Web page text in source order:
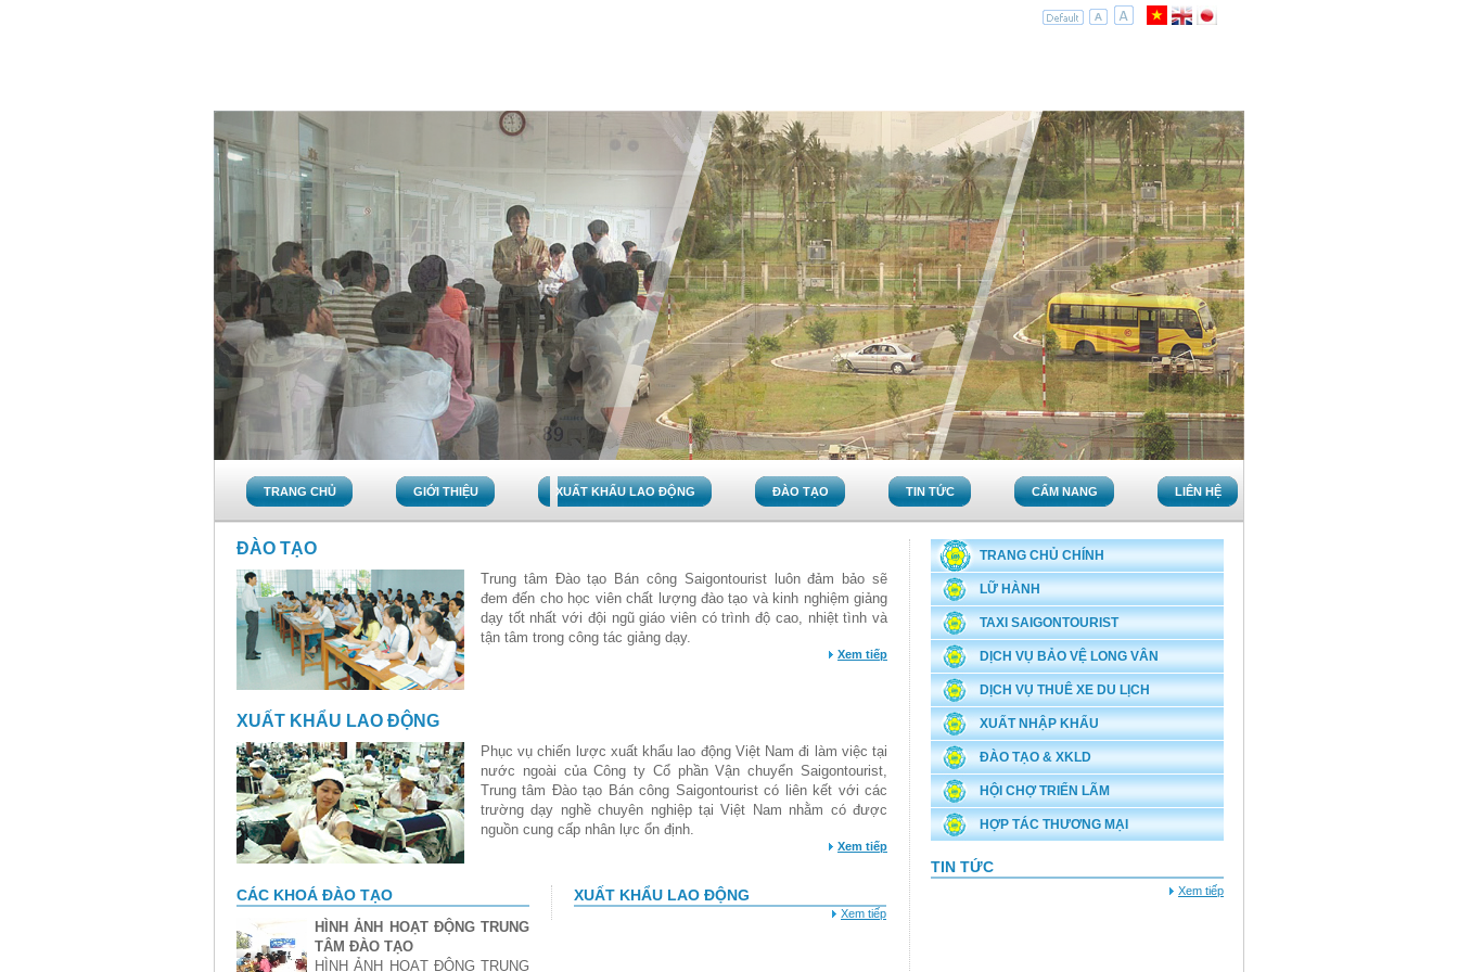
TRANG CHỦ GIỚI THIỆU XUẤT KHẨU LAO ĐỘNG ĐÀO TẠO TIN TỨC CẨM NANG LIÊN HỆ
ĐÀO TẠO
Trung tâm Đào tạo Bán công Saigontourist luôn đảm bảo sẽ
đem đến cho học viên chất lượng đào tạo và kinh nghiệm giảng
dạy tốt nhất với đội ngũ giáo viên có trình độ cao, nhiệt tình và
tận tâm trong công tác giảng dạy.
Xem tiếp
XUẤT KHẨU LAO ĐỘNG
Phục vụ chiến lược xuất khẩu lao động Việt Nam đi làm việc tại
nước ngoài của Công ty Cổ phần Vận chuyển Saigontourist,
Trung tâm Đào tạo Bán công Saigontourist có liên kết với các
trường dạy nghề chuyên nghiệp tại Việt Nam nhằm có được
nguồn cung cấp nhân lực ổn định.
Xem tiếp
CÁC KHOÁ ĐÀO TẠO
HÌNH ẢNH HOẠT ĐỘNG TRUNG
TÂM ĐÀO TẠO
HÌNH ẢNH HOẠT ĐỘNG TRUNG
XUẤT KHẨU LAO ĐỘNG
Xem tiếp
TRANG CHỦ CHÍNH
LỮ HÀNH
TAXI SAIGONTOURIST
DỊCH VỤ BẢO VỆ LONG VÂN
DỊCH VỤ THUÊ XE DU LỊCH
XUẤT NHẬP KHẨU
ĐÀO TẠO & XKLD
HỘI CHỢ TRIỂN LÃM
HỢP TÁC THƯƠNG MẠI
TIN TỨC
Xem tiếp